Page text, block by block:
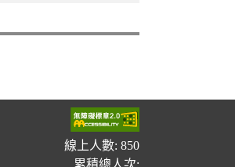
線上人數: 850
累積總人次: